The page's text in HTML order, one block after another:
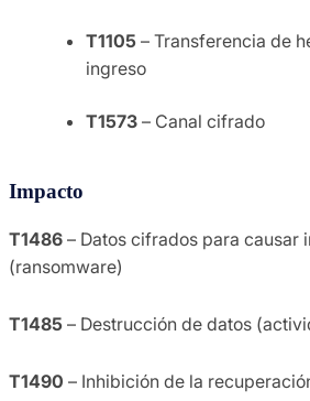
T1105 – Transferencia de
ingreso
T1573 – Canal cifrado
Impacto
T1486 – Datos cifrados para causar
(ransomware)
T1485 – Destrucción de datos
T1490 – Inhibición de la